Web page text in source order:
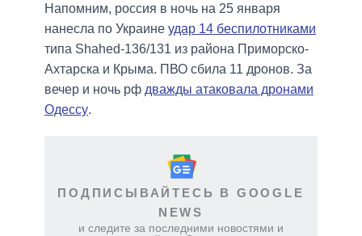
Напомним, россия в ночь на 25 января
нанесла по Украине удар 14 беспилотниками
типа Shahed-136/131 из района Приморско-
Ахтарска и Крыма. ПВО сбила 11 дронов. За
вечер и ночь рф дважды атаковала дронами
Одессу.
ПОДПИСЫВАЙТЕСЬ В GOOGLE
NEWS
и следите за последними новостями и